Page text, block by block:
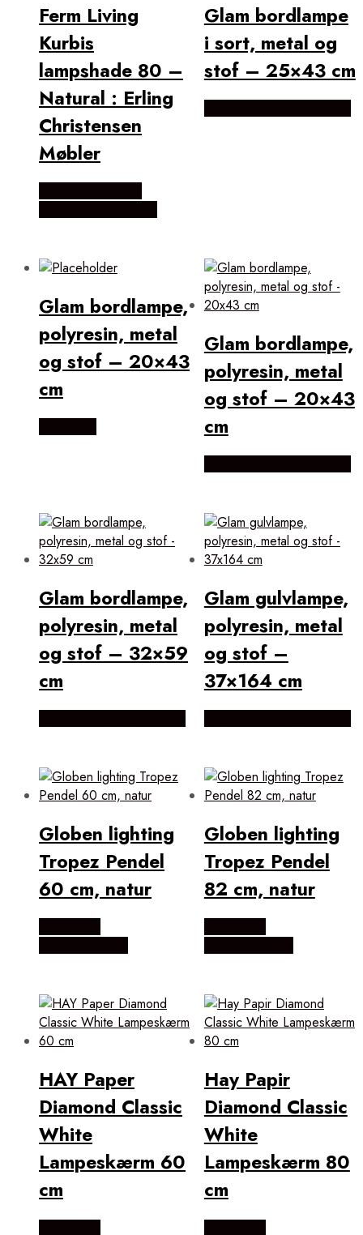
Ferm Living
Kurbis
lampshade 80 –
Natural : Erling
Christensen
Møbler
Glam bordlampe
i sort, metal og
stof – 25×43 cm
Glam bordlampe,
polyresin, metal
og stof – 20×43
cm
Glam bordlampe,
polyresin, metal
og stof – 20×43
cm
Glam bordlampe,
polyresin, metal
og stof – 32×59
cm
Glam gulvlampe,
polyresin, metal
og stof –
37×164 cm
Globen lighting
Tropez Pendel
60 cm, natur
Globen lighting
Tropez Pendel
82 cm, natur
HAY Paper
Diamond Classic
White
Lampeskærm 60
cm
Hay Papir
Diamond Classic
White
Lampeskærm 80
cm